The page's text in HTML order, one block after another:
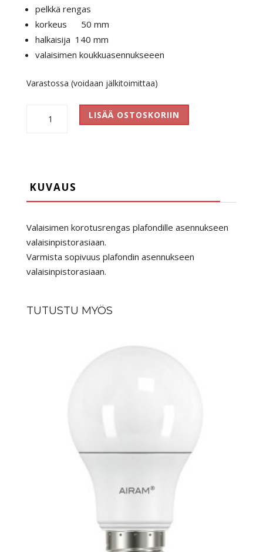
pelkkä rengas
korkeus 50 mm
halkaisija 140 mm
valaisimen koukkuasennukseeen
Varastossa (voidaan jälkitoimittaa)
korokerengas
määrä
LISÄÄ OSTOSKORIIN
KUVAUS
Valaisimen korotusrengas plafondille asennukseen
valaisinpistorasiaan.
Varmista sopivuus plafondin asennukseen
valaisinpistorasiaan.
TUTUSTU MYÖS